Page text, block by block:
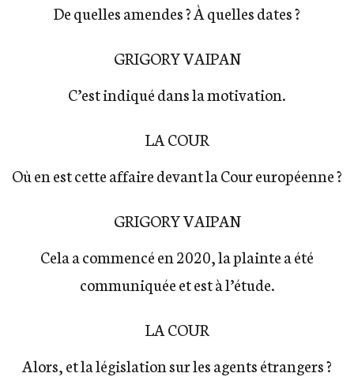
De quelles amendes ? À quelles dates ?
GRIGORY VAIPAN
C’est indiqué dans la motivation.
LA COUR
Où en est cette affaire devant la Cour européenne ?
GRIGORY VAIPAN
Cela a commencé en 2020, la plainte a été
communiquée et est à l’étude.
LA COUR
Alors, et la législation sur les agents étrangers ?